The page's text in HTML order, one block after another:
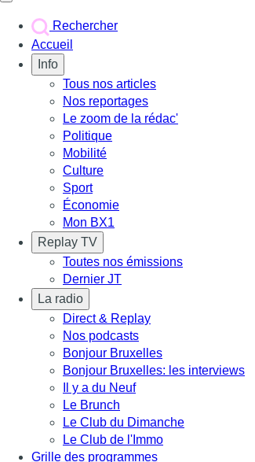
Rechercher
Accueil
Info
Tous nos articles
Nos reportages
Le zoom de la rédac'
Politique
Mobilité
Culture
Sport
Économie
Mon BX1
Replay TV
Toutes nos émissions
Dernier JT
La radio
Direct & Replay
Nos podcasts
Bonjour Bruxelles
Bonjour Bruxelles: les interviews
Il y a du Neuf
Le Brunch
Le Club du Dimanche
Le Club de l'Immo
Grille des programmes